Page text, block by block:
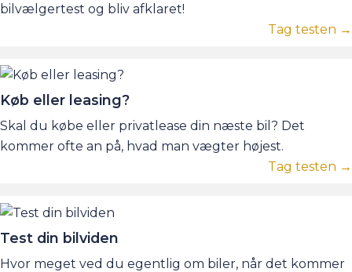
bilvælgertest og bliv afklaret!
Tag testen →
Køb eller leasing?
Skal du købe eller privatlease din næste bil? Det
kommer ofte an på, hvad man vægter højest.
Tag testen →
Test din bilviden
Hvor meget ved du egentlig om biler, når det kommer